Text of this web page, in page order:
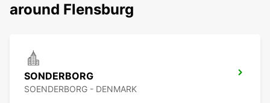
around Flensburg
SONDERBORG
SOENDERBORG - DENMARK